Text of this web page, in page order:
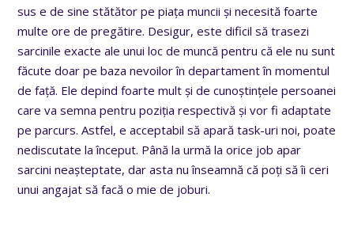
sus e de sine stătător pe piața muncii și necesită foarte
multe ore de pregătire. Desigur, este dificil să trasezi
sarcinile exacte ale unui loc de muncă pentru că ele nu sunt
făcute doar pe baza nevoilor în departament în momentul
de față. Ele depind foarte mult și de cunoștințele persoanei
care va semna pentru poziția respectivă și vor fi adaptate
pe parcurs. Astfel, e acceptabil să apară task-uri noi, poate
nediscutate la început. Până la urmă la orice job apar
sarcini neașteptate, dar asta nu înseamnă că poți să îi ceri
unui angajat să facă o mie de joburi.